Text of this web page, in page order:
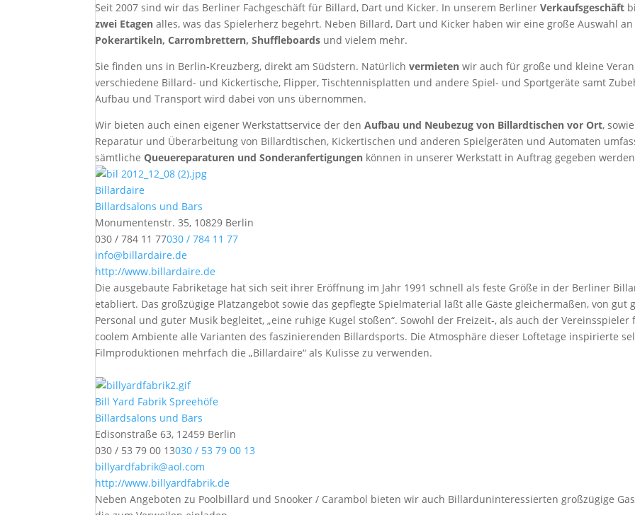
Seit 2007 sind wir das Berliner Fachgeschäft für Billard, Dart und Kicker. In unserem BerlinerVerkaufsgeschäft
zwei Etagen alles, was das Spielerherz begehrt. Neben Billard, Dart und Kicker haben wir eine große Auswahl an
Pokerartikeln, Carrombrettern, Shuffleboards und vielem mehr.
Sie finden uns in Berlin-Kreuzberg, direkt am Südstern. Natürlichvermieten wir auch für große und kleine
verschiedene Billard- und Kickertische, Flipper, Tischtennisplatten und andere Spiel- und Sportgeräte samt
Aufbau und Transport wird dabei von uns übernommen.
Wir bieten auch einen eigener Werkstattservice der den Aufbau und Neubezug von Billardtischen vor Ort,
Reparatur und Überarbeitung von Billardtischen, Kickertischen und anderen Spielgeräten und Automaten
sämtlicheQueuereparaturen und Sonderanfertigungen können in unserer Werkstatt in Auftrag gegeben
Billardaire
Billardsalons und Bars
Monumentenstr. 35, 10829 Berlin
030 / 784 11 77030 / 784 11 77
info@billardaire.de
http://www.billardaire.de
Die ausgebaute Fabriketage hat sich seit ihrer Eröffnung im Jahr 1991 schnell als feste Größe in der Berliner
etabliert. Das großzügige Platzangebot sowie das gepflegte Spielmaterial läßt alle Gäste gleichermaßen, von gut
Personal und guter Musik begleitet, „eine ruhige Kugel stoßen“. Sowohl der Freizeit-, als auch der
coolem Ambiente alle Varianten des faszinierenden Billardsports. Die Atmosphäre dieser Loftetage inspirierte
Filmproduktionen mehrfach die „Billardaire“ als Kulisse zu verwenden.
Bill Yard Fabrik Spreehöfe
Billardsalons und Bars
Edisonstraße 63, 12459 Berlin
030 / 53 79 00 13030 / 53 79 00 13
billyardfabrik@aol.com
http://www.billyardfabrik.de
Neben Angeboten zu Poolbillard und Snooker / Carambol bieten wir auch Billarduninteressierten großzügige